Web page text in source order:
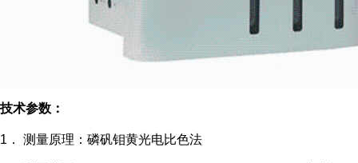
技术参数：
1． 测量原理：磷矾钼黄光电比色法